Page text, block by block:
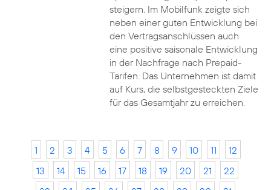
steigern. Im Mobilfunk zeigte sich
neben einer guten Entwicklung bei
den Vertragsanschlüssen auch
eine positive saisonale Entwicklung
in der Nachfrage nach Prepaid-
Tarifen. Das Unternehmen ist damit
auf Kurs, die selbstgesteckten Ziele
für das Gesamtjahr zu erreichen.
1 2 3 4 5 6 7 8 9 10 11
12
13
14 15 16 17 18 19 20 21
22